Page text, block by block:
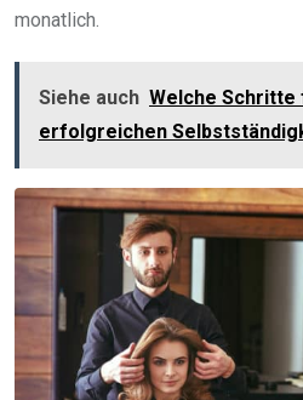
monatlich.
Siehe auch Welche Schritte
erfolgreichen